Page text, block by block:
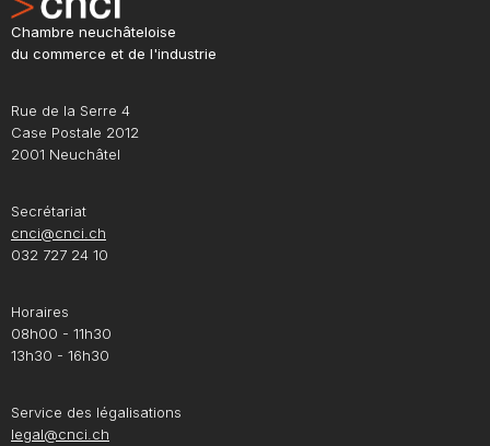
Chambre neuchâteloise
du commerce et de l'industrie
Rue de la Serre 4
Case Postale 2012
2001 Neuchâtel
Secrétariat
cnci@cnci.ch
032 727 24 10
Horaires
08h00 - 11h30
13h30 - 16h30
Service des légalisations
legal@cnci.ch